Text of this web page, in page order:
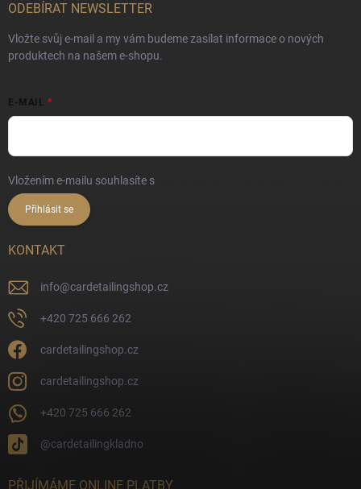
ODEBÍRAT NEWSLETTER
Vložte svůj e-mail a my vám budeme zasílat informace o nových
produktech na našem e-shopu.
E-MAIL
Vložením e-mailu souhlasíte s
Přihlásit se
KONTAKT
info@cardetailingshop.cz
+420 725 666 262
cardetailingshop.cz
cardetailingshop.cz
+420 725 666 262
@cardetailingkladno
PŘIJÍMÁME ONLINE PLATBY